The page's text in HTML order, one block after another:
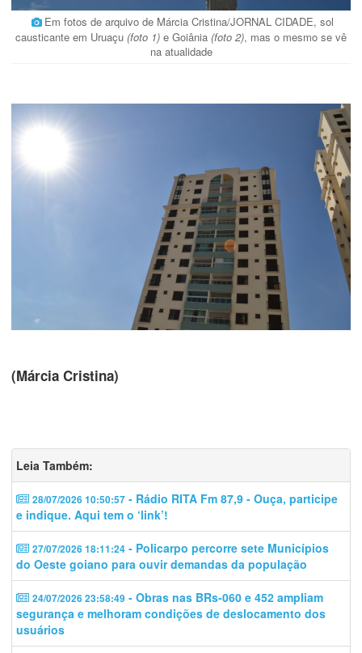
Em fotos de arquivo de Márcia Cristina/JORNAL CIDADE, sol
causticante em Uruaçu (foto 1) e Goiânia (foto 2), mas o mesmo se vê
na atualidade
(Márcia Cristina)
Leia Também:
28/07/2026 10:50:57 - Rádio RITA Fm 87,9 - Ouça, participe
e indique. Aqui tem o ‘link’!
27/07/2026 18:11:24 - Policarpo percorre sete Municípios
do Oeste goiano para ouvir demandas da população
24/07/2026 23:58:49 - Obras nas BRs-060 e 452 ampliam
segurança e melhoram condições de deslocamento dos
usuários